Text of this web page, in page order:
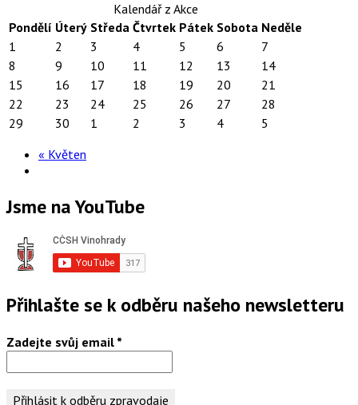
Kalendář z Akce
Pondělí Úterý Středa Čtvrtek Pátek Sobota Neděle
1
2 3 4 5 6
7
8
9 10 11 12 13
14
15
16 17 18 19 20
21
22
23 24 25 26 27
28
29
30 1 2 3 4
5
« Květen
Jsme na YouTube
Přihlašte se k odběru našeho newsletteru
Zadejte svůj email *